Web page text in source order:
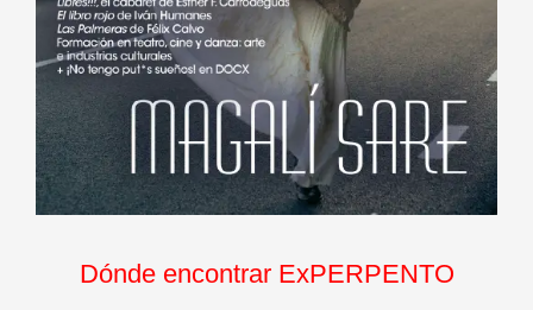
Dónde encontrar ExPERPENTO